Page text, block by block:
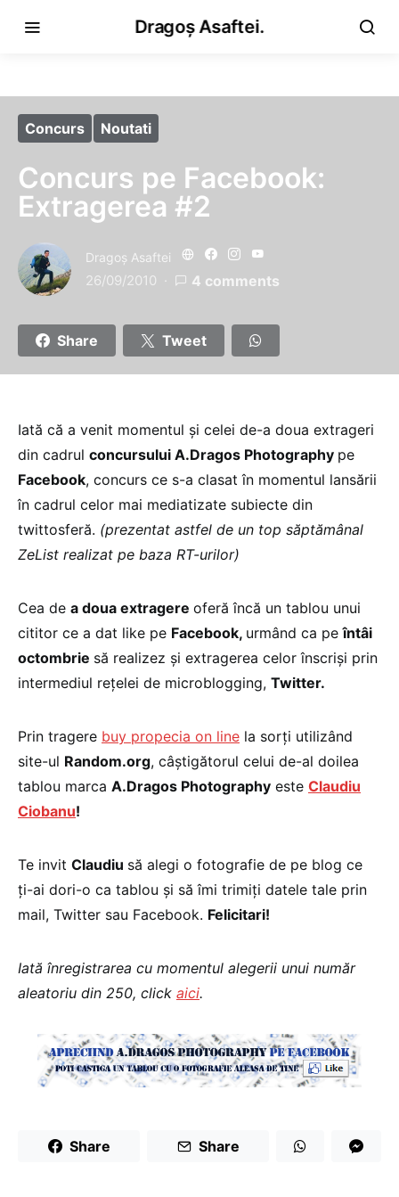
Dragoș Asaftei.
Concurs Noutati
Concurs pe Facebook:
Extragerea #2
Dragoş Asaftei
26/09/2010 4 comments
Share Tweet
Iată că a venit momentul şi celei de-a doua extrageri
din cadrul concursului A.Dragos Photography pe
Facebook, concurs ce s-a clasat în momentul lansării
în cadrul celor mai mediatizate subiecte din
twittosferă. (prezentat astfel de un top săptămânal
ZeList realizat pe baza RT-urilor)
Cea de a doua extragere oferă încă un tablou unui
cititor ce a dat like pe Facebook, urmând ca peîntâi
octombrie să realizez şi extragerea celor înscrişi prin
intermediul reţelei de microblogging, Twitter.
Prin tragere buy propecia on line la sorţi utilizând
site-ul Random.org, câştigătorul celui de-al doilea
tablou marca A.Dragos Photography este Claudiu
Ciobanu!
Te invit Claudiu să alegi o fotografie de pe blog ce
ţi-ai dori-o ca tablou şi să îmi trimiţi datele tale prin
mail, Twitter sau Facebook. Felicitari!
Iată înregistrarea cu momentul alegerii unui număr
aleatoriu din 250, click aici.
Share Share